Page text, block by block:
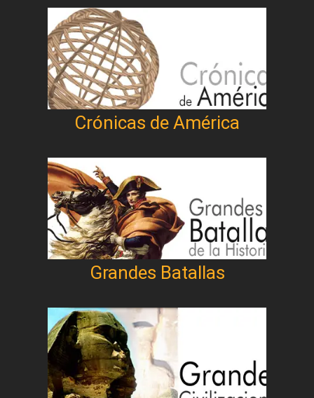
Crónicas de América
Grandes Batallas